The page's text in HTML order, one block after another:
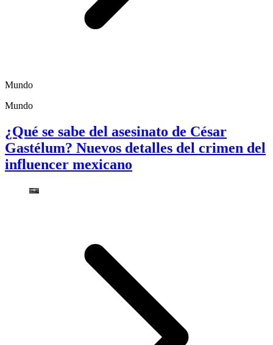
Mundo
Mundo
¿Qué se sabe del asesinato de César
Gastélum? Nuevos detalles del crimen del
influencer mexicano